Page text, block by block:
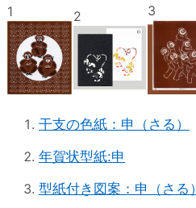
1 2 3
干支の色紙：申（さる）
年賀状型紙:申
型紙付き図案：申（さる）